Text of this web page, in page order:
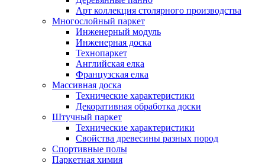
Арт коллекция столярного производства
Многослойный паркет
Инженерный модуль
Инженерная доска
Технопаркет
Английская елка
Французская елка
Массивная доска
Технические характеристики
Декоративная обработка доски
Штучный паркет
Технические характеристики
Свойства древесины разных пород
Спортивные полы
Паркетная химия